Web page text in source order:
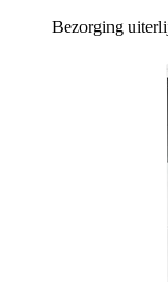
Bezorging